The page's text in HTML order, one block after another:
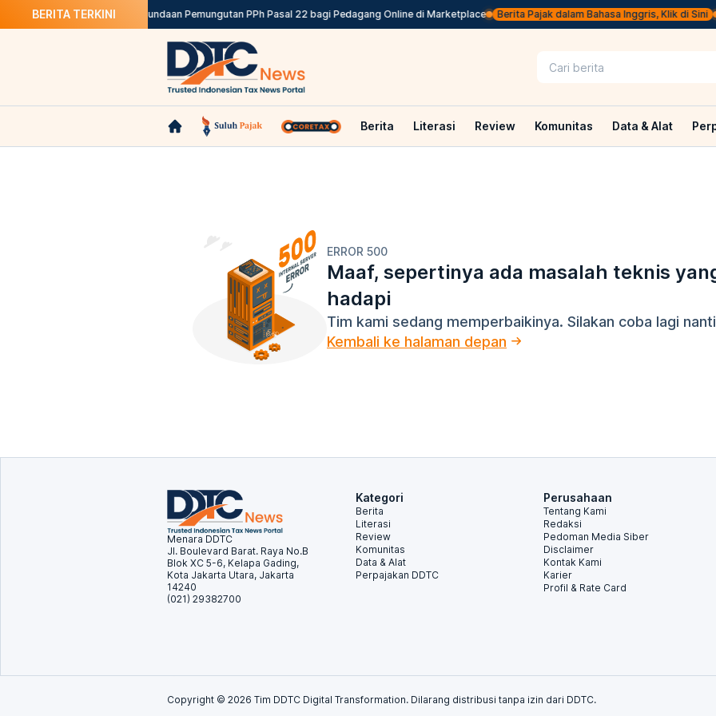
BERITA TERKINI
Pegawai Pemda Penundaan Pemungutan PPh Pasal 22 bagi Pedagang Online di Marketplace Berita Pajak dalam Bahasa Inggris, Klik di Sini
Berita Literasi Review Komunitas Data & Alat
ERROR 500
Maaf, sepertinya ada masalah teknis
hadapi
Tim kami sedang memperbaikinya. Silakan coba lagi
Kembali ke halaman depan
Menara DDTC
Jl. Boulevard Barat. Raya No.B
Blok XC 5-6, Kelapa Gading,
Kota Jakarta Utara, Jakarta
14240
(021) 29382700
Kategori
Berita
Literasi
Review
Komunitas
Data & Alat
Perpajakan DDTC
Perusahaan
Tentang Kami
Redaksi
Pedoman Media Siber
Disclaimer
Kontak Kami
Karier
Profil & Rate Card
Copyright © 2026 Tim DDTC Digital Transformation. Dilarang distribusi tanpa izin dari DDTC.